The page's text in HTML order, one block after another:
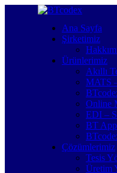
Ana Sayfa
Şirketimiz
Ürünlerimiz
Akıllı
MATS
Online
EDI –
BT
Çözümlerimiz
Tesis
Üretim